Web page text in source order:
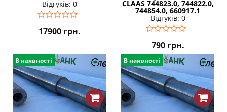
Відгуків: 0
17900грн.
CLAAS 744823.0, 744822.0,
744854.0, 660917.1
Відгуків: 0
790грн.
В наявності В наявності